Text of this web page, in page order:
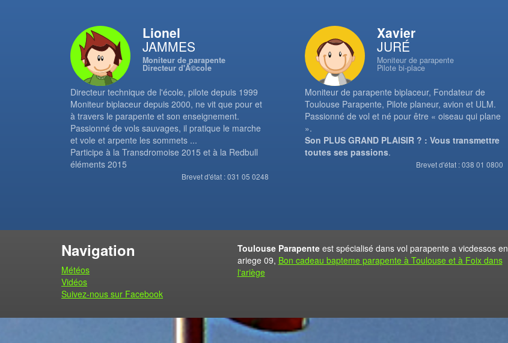
Lionel
JAMMES
Moniteur de parapente
Directeur d'Ã©cole
Directeur technique de l'école, pilote depuis 1999
Moniteur biplaceur depuis 2000, ne vit que pour et
à travers le parapente et son enseignement.
Passionné de vols sauvages, il pratique le marche
et vole et arpente les sommets ...
Participe à la Transdromoise 2015 et à la Redbull
éléments 2015
Brevet d'état : 031 05 0248
Xavier
JURÉ
Moniteur de parapente
Pilote bi-place
Moniteur de parapente biplaceur, Fondateur de
Toulouse Parapente, Pilote planeur, avion et ULM.
Passionné de vol et né pour être « oiseau qui plane
».
Son PLUS GRAND PLAISIR ? : Vous transmettre
toutes ses passions.
Brevet d'état : 038 01 0800
Navigation
Météos
Vidéos
Suivez-nous sur Facebook
Toulouse Parapenteest spécialisé dans vol parapente a vicdessos en
ariege 09, Bon cadeau bapteme parapente à Toulouse et à Foix dans
l'ariège